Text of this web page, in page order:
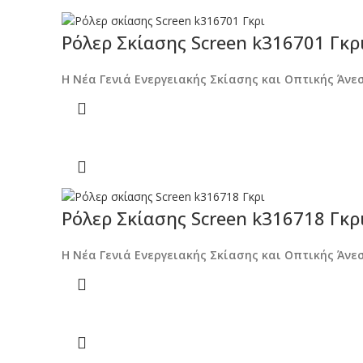
Ρόλερ Σκίασης Screen k316701
Η Νέα Γενιά Ενεργειακής Σκίασης και Οπτικής
Ρόλερ Σκίασης Screen k316718
Η Νέα Γενιά Ενεργειακής Σκίασης και Οπτικής